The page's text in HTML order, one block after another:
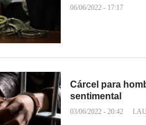
06/06/2022 - 17:17
Cárcel para
sentimental
03/06/2022 - 20:42